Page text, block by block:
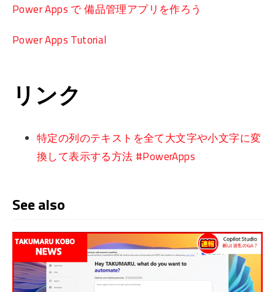
Power Apps で 備品管理アプリを作ろう
Power Apps Tutorial
リンク
特定の列のテキストを全て大文字や小文字に変
換して表示する方法 #PowerApps
See also